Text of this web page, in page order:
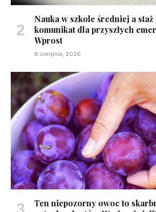
Nauka w szkole średniej a staż
komunikat dla przyszłych
Wprost
8 sierpnia, 2026
Ten niepozorny owoc to